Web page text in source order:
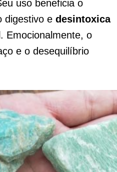
uso beneficia o
digestivo e desintoxica
Emocionalmente, o
e o desequilíbrio